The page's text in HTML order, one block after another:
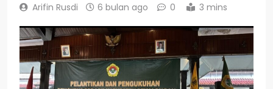
Arifin Rusdi 6 bulan ago 0 3 mins